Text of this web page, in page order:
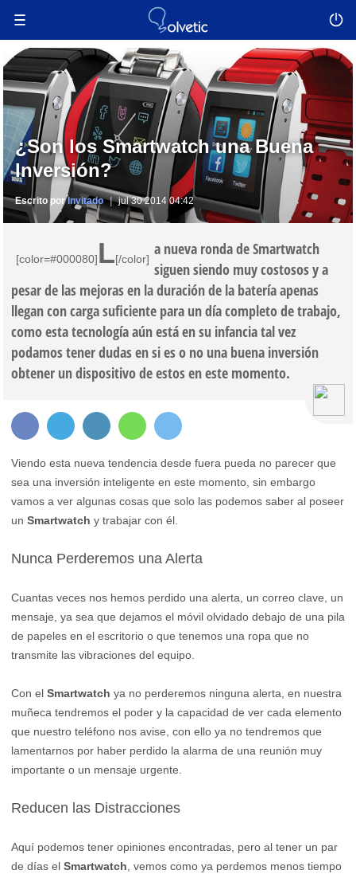
¿Son los Smartwatch una Buena
Inversión?
Escrito por Invitado jul 30 2014 04:42
[color=#000080]L[/color]
a nueva ronda deSmartwatch
siguen siendo muy costosos y a
pesar de las mejoras en la duración de la batería apenas
llegan con carga suficiente para un día completo de trabajo,
como esta tecnología aún está en su infancia tal vez
podamos tener dudas en si es o no una buena inversión
obtener un dispositivo de estos en este momento.
Viendo esta nueva tendencia desde fuera pueda no parecer que
sea una inversión inteligente en este momento, sin embargo
vamos a ver algunas cosas que solo las podemos saber al poseer
un Smartwatch y trabajar con él.
Nunca Perderemos una Alerta
Cuantas veces nos hemos perdido una alerta, un correo clave, un
mensaje, ya sea que dejamos el móvil olvidado debajo de una pila
de papeles en el escritorio o que tenemos una ropa que no
transmite las vibraciones del equipo.
Con el Smartwatch ya no perderemos ninguna alerta, en nuestra
muñeca tendremos el poder y la capacidad de ver cada elemento
que nuestro teléfono nos avise, con ello ya no tendremos que
lamentarnos por haber perdido la alarma de una reunión muy
importante o un mensaje urgente.
Reducen las Distracciones
Aquí podemos tener opiniones encontradas, pero al tener un par
de días el Smartwatch , vemos como ya perdemos menos tiempo